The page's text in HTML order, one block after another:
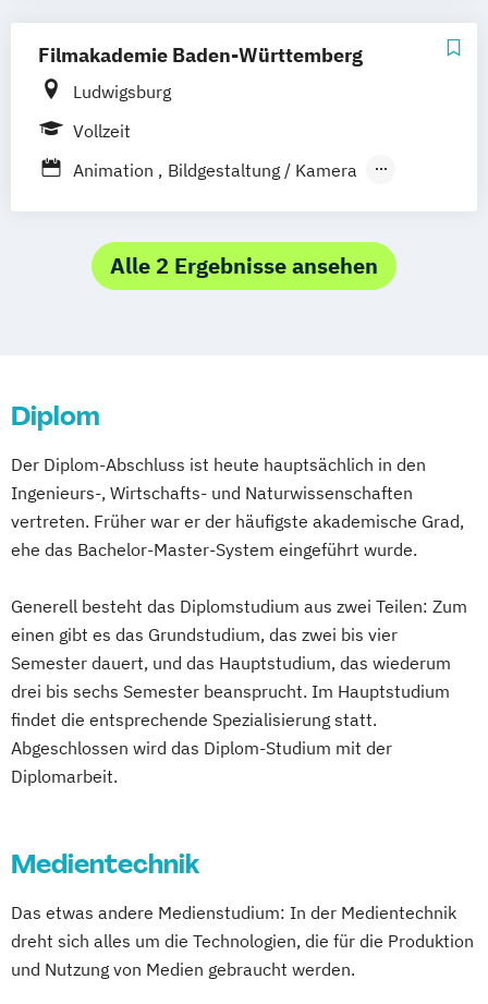
Filmakademie Baden-Württemberg
Ludwigsburg
Vollzeit
Animation
Bildgestaltung / Kamera
Filmton / Sounddesign
Interaktive Medien Montage / Schnitt
Alle 2 Ergebnisse ansehen
Diplom
Der Diplom-Abschluss ist heute hauptsächlich in den
Ingenieurs-, Wirtschafts- und Naturwissenschaften
vertreten. Früher war er der häufigste akademische Grad,
ehe das Bachelor-Master-System eingeführt wurde.
Generell besteht das Diplomstudium aus zwei Teilen: Zum
einen gibt es das Grundstudium, das zwei bis vier
Semester dauert, und das Hauptstudium, das wiederum
drei bis sechs Semester beansprucht. Im Hauptstudium
findet die entsprechende Spezialisierung statt.
Abgeschlossen wird das Diplom-Studium mit der
Diplomarbeit.
Medientechnik
Das etwas andere Medienstudium: In der Medientechnik
dreht sich alles um die Technologien, die für die Produktion
und Nutzung von Medien gebraucht werden.